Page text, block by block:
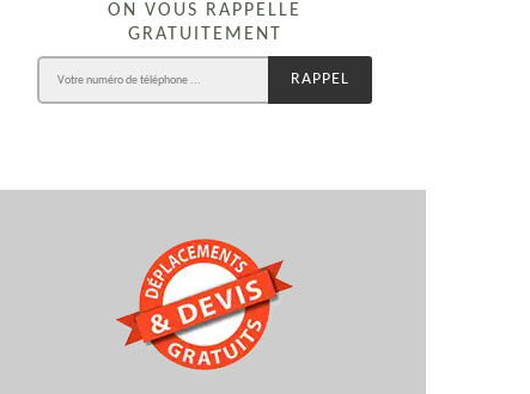
ON VOUS RAPPELLE
GRATUITEMENT